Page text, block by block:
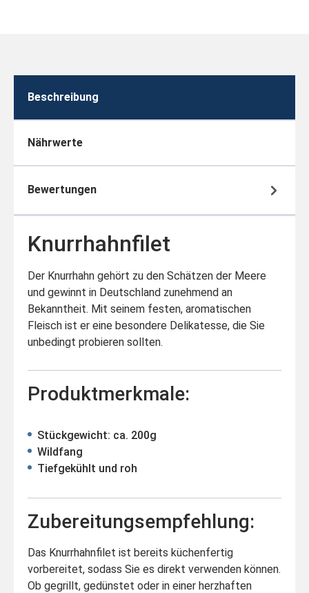
Beschreibung
Nährwerte
Bewertungen
Knurrhahnfilet
Der Knurrhahn gehört zu den Schätzen der Meere
und gewinnt in Deutschland zunehmend an
Bekanntheit. Mit seinem festen, aromatischen
Fleisch ist er eine besondere Delikatesse, die Sie
unbedingt probieren sollten.
Produktmerkmale:
Stückgewicht: ca. 200g
Wildfang
Tiefgekühlt und roh
Zubereitungsempfehlung:
Das Knurrhahnfilet ist bereits küchenfertig
vorbereitet, sodass Sie es direkt verwenden können.
Ob gegrillt, gedünstet oder in einer herzhaften